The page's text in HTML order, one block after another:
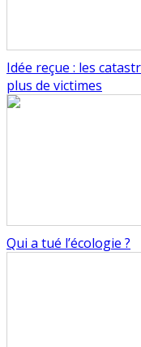
Idée reçue : les
plus de victimes
Qui a tué l’écologie ?